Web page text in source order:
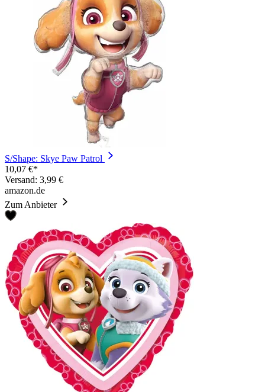
S/Shape: Skye Paw Patrol
10,07 €*
Versand: 3,99 €
amazon.de
Zum Anbieter